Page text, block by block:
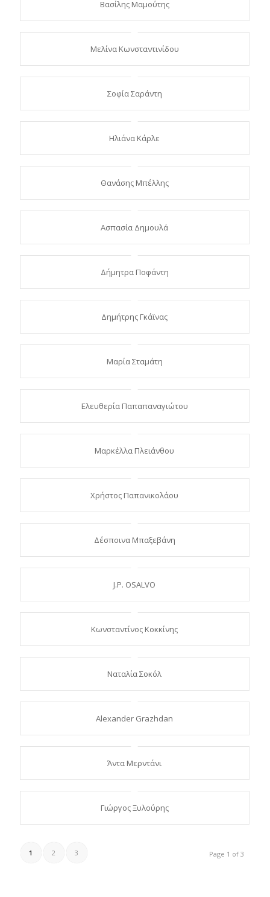
Βασίλης Μαμούτης
Μελίνα Κωνσταντινίδου
Σοφία Σαράντη
Ηλιάνα Κάρλε
Θανάσης Μπέλλης
Ασπασία Δημουλά
Δήμητρα Ποφάντη
Δημήτρης Γκάϊνας
Μαρία Σταμάτη
Ελευθερία Παπαπαναγιώτου
Μαρκέλλα Πλειάνθου
Χρήστος Παπανικολάου
Δέσποινα Μπαξεβάνη
J.P. OSALVO
Κωνσταντίνος Κοκκίνης
Ναταλία Σοκόλ
Alexander Grazhdan
Άντα Μερντάνι
Γιώργος Ξυλούρης
Page 1 of 3
1 2 3